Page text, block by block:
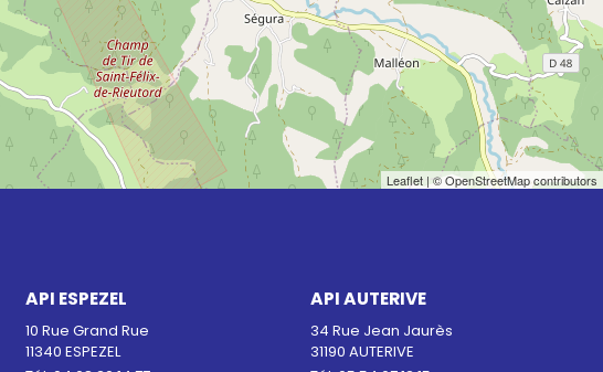
Leaflet | © OpenStreetMap contributors
API ESPEZEL
10 Rue Grand Rue
11340 ESPEZEL
API AUTERIVE
34 Rue Jean Jaurès
31190 AUTERIVE